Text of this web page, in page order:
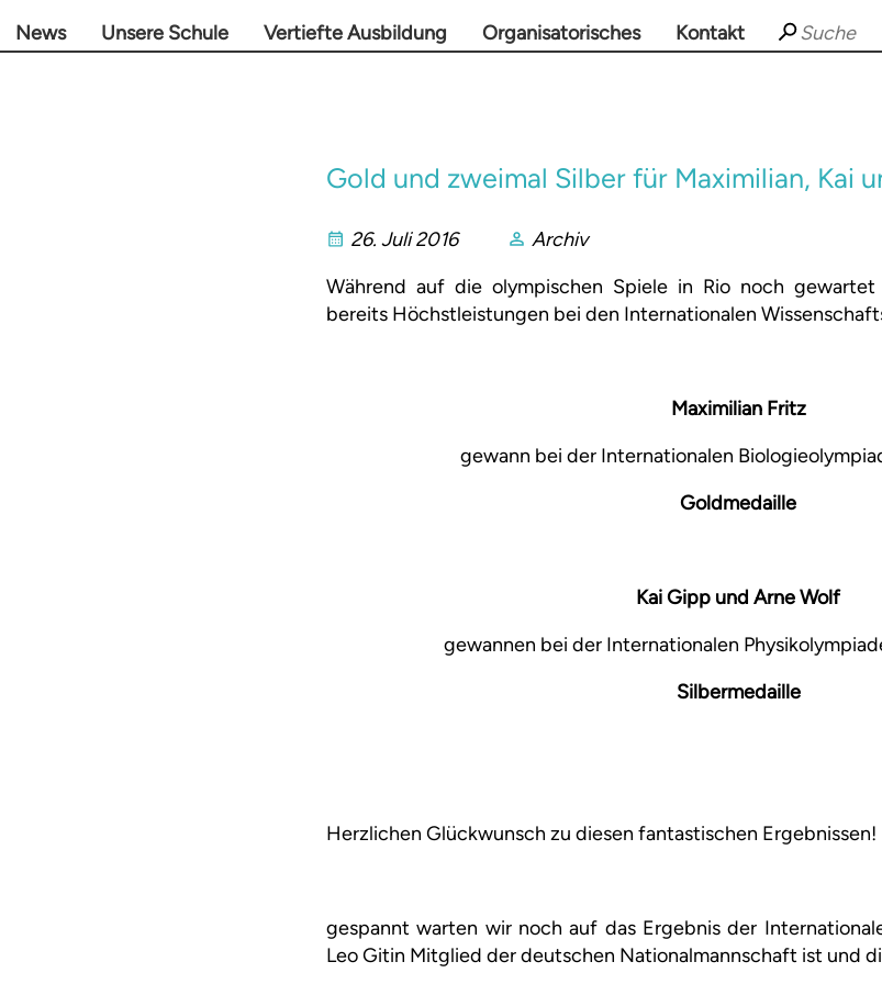
News Unsere Schule Vertiefte Ausbildung Organisatorisches Kontakt
Gold und zweimal Silber für Maximilian, Kai
26. Juli 2016
Archiv
Während auf die olympischen Spiele in Rio noch
bereits Höchstleistungen bei den Internationalen
Maximilian Fritz
gewann bei der Internationalen
Goldmedaille
Kai Gipp und Arne Wolf
gewannen bei der Internationalen
Silbermedaille
Herzlichen Glückwunsch zu diesen fantastischen Ergebnissen!
gespannt warten wir noch auf das Ergebnis der
Leo Gitin Mitglied der deutschen Nationalmannschaft ist und